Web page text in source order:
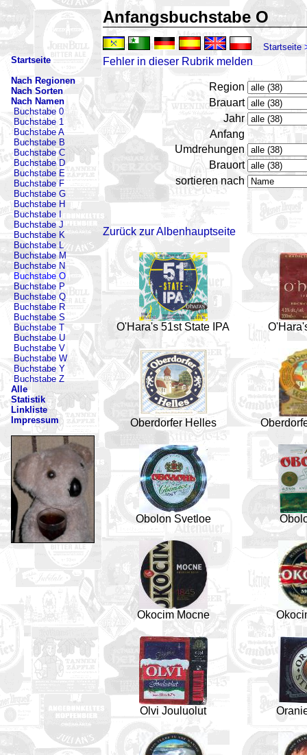
Anfangsbuchstabe O
Startseite
Startseite
Nach Regionen
Nach Sorten
Nach Namen
Buchstabe 0
Buchstabe 1
Buchstabe A
Buchstabe B
Buchstabe C
Buchstabe D
Buchstabe E
Buchstabe F
Buchstabe G
Buchstabe H
Buchstabe I
Buchstabe J
Buchstabe K
Buchstabe L
Buchstabe M
Buchstabe N
Buchstabe O
Buchstabe P
Buchstabe Q
Buchstabe R
Buchstabe S
Buchstabe T
Buchstabe U
Buchstabe V
Buchstabe W
Buchstabe Y
Buchstabe Z
Alle
Statistik
Linkliste
Impressum
Fehler in dieser Rubrik melden
Region
Brauart
Jahr
Anfang
Umdrehungen
Brauort
sortieren nach
Zurück zur Albenhauptseite
O'Hara's 51st State IPA
Oberdorfer Helles
Obolon Svetloe
Okocim Mocne
Olvi Jouluolut